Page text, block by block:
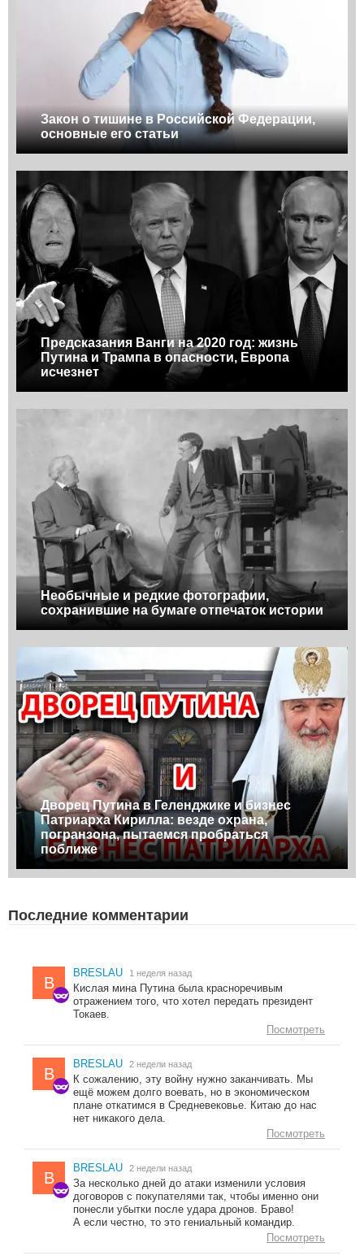
Закон о тишине в Российской Федерации,
основные его статьи
Предсказания Ванги на 2020 год: жизнь
Путина и Трампа в опасности, Европа
исчезнет
Необычные и редкие фотографии,
сохранившие на бумаге отпечаток истории
Дворец Путина в Геленджике и бизнес
Патриарха Кирилла: везде охрана,
погранзона, пытаемся пробраться
поближе
Последние комментарии
B
BRESLAU 1 неделя назад
Кислая мина Путина была красноречивым
отражением того, что хотел передать президент
Токаев.
Посмотреть
B
BRESLAU 2 недели назад
К сожалению, эту войну нужно заканчивать. Мы
ещё можем долго воевать, но в экономическом
плане откатимся в Средневековье. Китаю до нас
нет никакого дела.
Посмотреть
B
BRESLAU 2 недели назад
За несколько дней до атаки изменили условия
договоров с покупателями так, чтобы именно они
понесли убытки после удара дронов. Браво!
А если честно, то это гениальный командир.
Посмотреть